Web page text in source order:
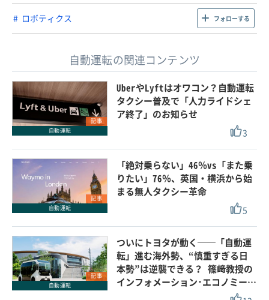
ロボティクス フォローする
自動運転の関連コンテンツ
記事
自動運転
UberやLyftはオワコン？自動運転
タクシー普及で「人力ライドシェ
ア終了」のお知らせ
3
記事
自動運転
「絶対乗らない」46％vs「また乗
りたい」76％、英国・横浜から始
まる無人タクシー革命
5
記事
自動運転
ついにトヨタが動く──「自動運
転」進む海外勢、“慎重すぎる日
本勢”は逆襲できる？ 篠﨑教授の
インフォメーション･エコノミー…